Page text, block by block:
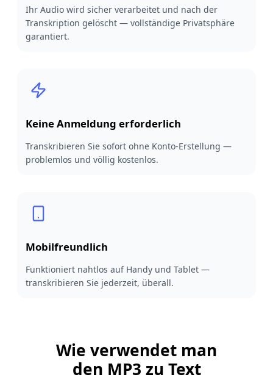
Ihr Audio wird sicher verarbeitet und nach der
Transkription gelöscht — vollständige Privatsphäre
garantiert.
Keine Anmeldung erforderlich
Transkribieren Sie sofort ohne Konto-Erstellung —
problemlos und völlig kostenlos.
Mobilfreundlich
Funktioniert nahtlos auf Handy und Tablet —
transkribieren Sie jederzeit, überall.
Wie verwendet man
den MP3 zu Text